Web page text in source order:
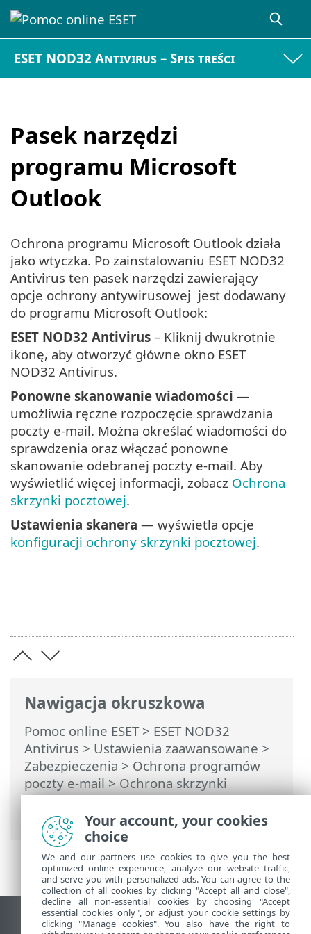
ESET NOD32 Antivirus – Spis treści
Pasek narzędzi
programu Microsoft
Outlook
Nawigacja okruszkowa
Pomoc online ESET> ESET NOD32
Antivirus > Ustawienia zaawansowane >
Zabezpieczenia > Ochrona programów
poczty e-mail>Ochrona skrzynki
pocztowej>Integracje> Pasek narzędzi
programu Microsoft Outlook
Ochrona programu Microsoft Outlook działa
jako wtyczka. Po zainstalowaniu ESET NOD32
Antivirus ten pasek narzędzi zawierający
opcje ochrony antywirusowej jest dodawany
do programu Microsoft Outlook:
ESET NOD32 Antivirus – Kliknij dwukrotnie
ikonę, aby otworzyć główne okno ESET
NOD32 Antivirus.
Ponowne skanowanie wiadomości —
umożliwia ręczne rozpoczęcie sprawdzania
poczty e-mail. Można określać wiadomości do
sprawdzenia oraz włączać ponowne
skanowanie odebranej poczty e-mail. Aby
wyświetlić więcej informacji, zobacz Ochrona
skrzynki pocztowej.
Ustawienia skanera — wyświetla opcje
konfiguracji ochrony skrzynki pocztowej.
Wyświetl witrynę internetową dla
Your account, your cookies
choice
We and our partners use cookies to give you the best
optimized online experience, analyze our website traffic,
and serve you with personalized ads. You can agree to the
collection of all cookies by clicking "Accept all and close",
decline all non-essential cookies by choosing "Accept
essential cookies only", or adjust your cookie settings by
clicking "Manage cookies". You also have the right to